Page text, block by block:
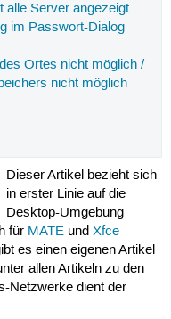
alle Server angezeigt
im Passwort-Dialog
Ortes nicht möglich /
nicht möglich
Dieser Artikel bezieht sich
in erster Linie auf die
Desktop-Umgebung
für MATEund Xfce
es einen eigenen Artikel
allen Artikeln zu den
Netzwerke dient der